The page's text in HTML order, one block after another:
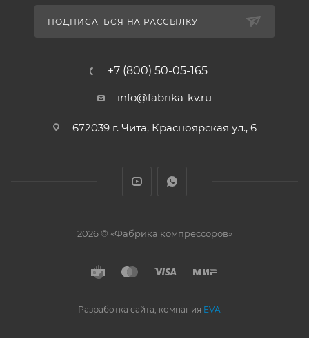
ПОДПИСАТЬСЯ НА РАССЫЛКУ
+7 (800) 50-05-165
info@fabrika-kv.ru
672039 г. Чита, Красноярская ул., 6
2026 © «Фабрика компрессоров»
Разработка сайта, компания EVA